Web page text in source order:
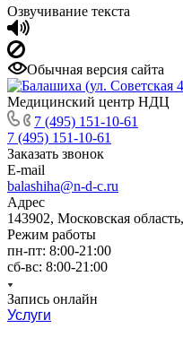
Озвучивание текста
Обычная версия сайта
Медицинский центр НДЦ
7 (495) 151-10-61
7 (495) 151-10-61
Заказать звонок
E-mail
balashiha@n-d-c.ru
Адрес
143902, Московская
Режим работы
пн-пт: 8:00-21:00
сб-вс: 8:00-21:00
Запись онлайн
Услуги